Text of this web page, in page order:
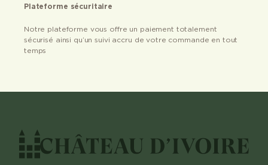
Plateforme sécuritaire
Notre plateforme vous offre un paiement totalement
sécurisé ainsi qu’un suivi accru de votre commande en tout
temps